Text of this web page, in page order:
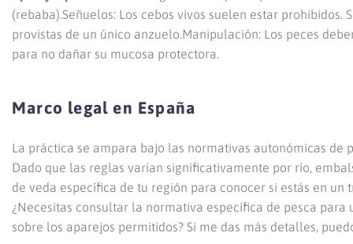
(rebaba).Señuelos: Los cebos vivos suelen estar
provistas de un único anzuelo.Manipulación: Los peces
para no dañar su mucosa protectora.
Marco legal en España
La práctica se ampara bajo las normativas autonómicas de
Dado que las reglas varían significativamente por río,
de veda específica de tu región para conocer si estás en
¿Necesitas consultar la normativa específica de pesca
sobre los aparejos permitidos? Si me das más detalles,